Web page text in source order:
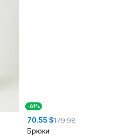
-61%
70.55 $179.98
Брюки